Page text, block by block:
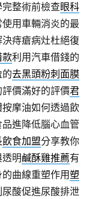
整術前檢查眼科
用車輛消炎的最
痔瘡病灶杜絕復
款利用汽車借錢的
的去黑頭粉刺面膜
價滿好的評價君
摩油如何透過飲
品進降低腦心血管
飲食加盟分享教你
明鹹酥雞推薦有
曲線重塑作用塑
酸促進尿酸排泄